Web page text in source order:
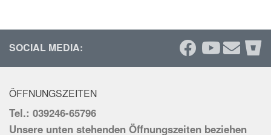
SOCIAL MEDIA:
ÖFFNUNGSZEITEN
Tel.: 039246-65796
Unsere unten stehenden Öffnungszeiten beziehen